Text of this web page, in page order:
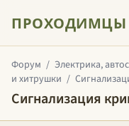
ПРОХОДИМЦЫ
Форум / Электрика,
и хитрушки /
Сигнализация